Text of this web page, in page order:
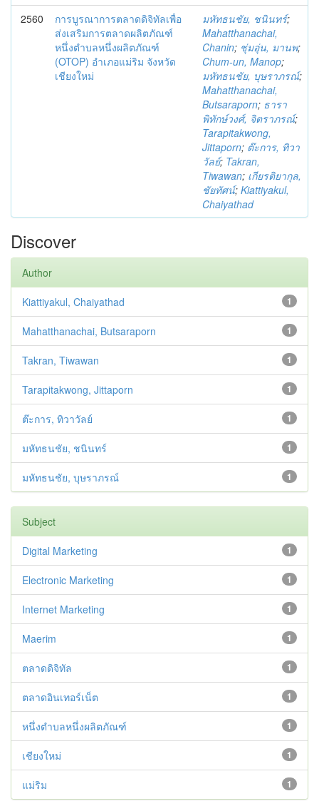
2560
การบูรณาการตลาดดิจิทัลเพื่อ
ส่งเสริมการตลาดผลิตภัณฑ์
หนึ่งตำบลหนึ่งผลิตภัณฑ์
(OTOP) อำเภอแม่ริม จังหวัด
เชียงใหม่
มหัทธนชัย, ชนินทร์;
Mahatthanachai,
Chanin; ชุ่มอุ่น, มานพ;
Chum-un, Manop;
มหัทธนชัย, บุษราภรณ์;
Mahatthanachai,
Butsaraporn; ธารา
พิทักษ์วงศ์, จิตราภรณ์;
Tarapitakwong,
Jittaporn; ต๊ะการ, ทิวา
วัลย์; Takran,
Tiwawan; เกียรติยากุล,
ชัยทัศน์; Kiattiyakul,
Chaiyathad
Discover
Author
1
Kiattiyakul, Chaiyathad
1
Mahatthanachai, Butsaraporn
1
Takran, Tiwawan
1
Tarapitakwong, Jittaporn
1
ต๊ะการ, ทิวาวัลย์
1
มหัทธนชัย, ชนินทร์
1
มหัทธนชัย, บุษราภรณ์
Subject
1
Digital Marketing
1
Electronic Marketing
1
Internet Marketing
1
Maerim
1
ตลาดดิจิทัล
1
ตลาดอินเทอร์เน็ต
1
หนึ่งตำบลหนึ่งผลิตภัณฑ์
1
เชียงใหม่
1
แม่ริม